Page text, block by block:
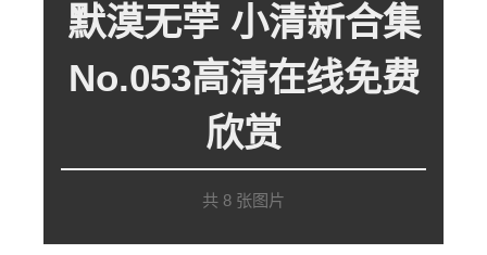
默漠无荢 小清新合集
No.053高清在线免费
欣赏
共 8 张图片